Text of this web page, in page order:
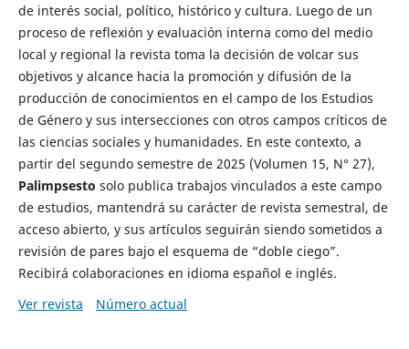
de interés social, político, histórico y cultura. Luego de un
proceso de reflexión y evaluación interna como del medio
local y regional la revista toma la decisión de volcar sus
objetivos y alcance hacia la promoción y difusión de la
producción de conocimientos en el campo de los Estudios
de Género y sus intersecciones con otros campos críticos de
las ciencias sociales y humanidades. En este contexto, a
partir del segundo semestre de 2025 (Volumen 15, N° 27),
Palimpsesto solo publica trabajos vinculados a este campo
de estudios, mantendrá su carácter de revista semestral, de
acceso abierto, y sus artículos seguirán siendo sometidos a
revisión de pares bajo el esquema de “doble ciego”.
Recibirá colaboraciones en idioma español e inglés.
Ver revista
Número actual